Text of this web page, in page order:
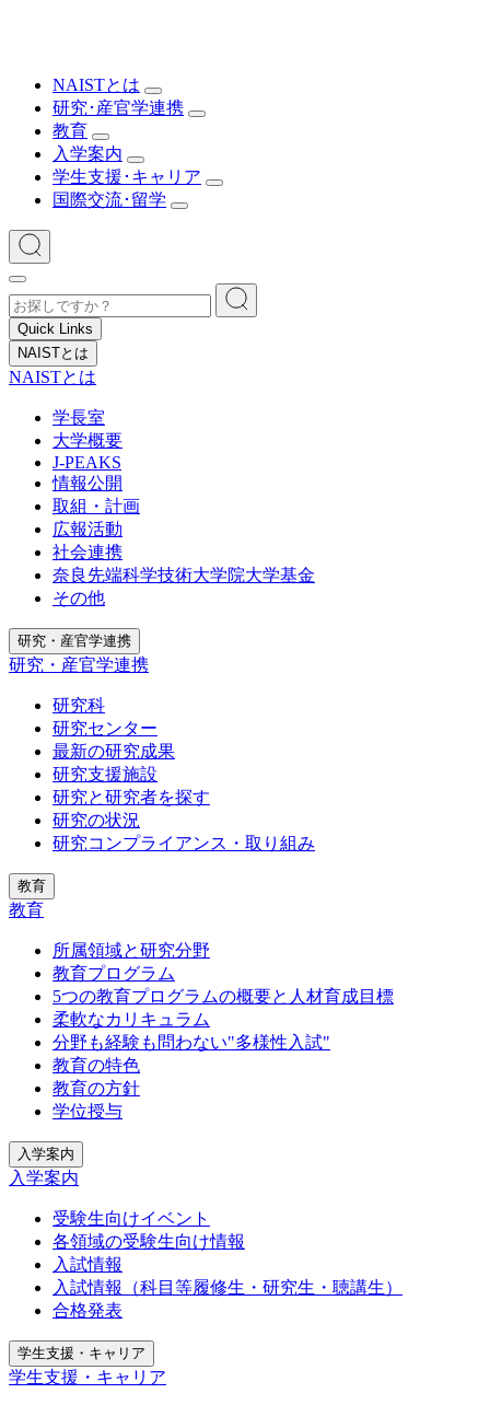
NAISTとは
研究･産官学連携
教育
入学案内
学生支援･キャリア
国際交流･留学
Quick Links
NAISTとは
NAISTとは
学長室
大学概要
J-PEAKS
情報公開
取組・計画
広報活動
社会連携
奈良先端科学技術大学院大学基金
その他
研究・産官学連携
研究・産官学連携
研究科
研究センター
最新の研究成果
研究支援施設
研究と研究者を探す
研究の状況
研究コンプライアンス・取り組み
教育
教育
所属領域と研究分野
教育プログラム
5つの教育プログラムの概要と人材育成目標
柔軟なカリキュラム
分野も経験も問わない"多様性入試"
教育の特色
教育の方針
学位授与
入学案内
入学案内
受験生向けイベント
各領域の受験生向け情報
入試情報
入試情報（科目等履修生・研究生・聴講生）
合格発表
学生支援・キャリア
学生支援・キャリア